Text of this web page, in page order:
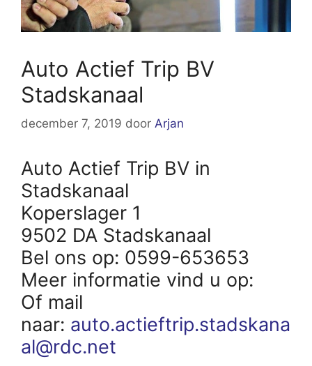
Auto Actief Trip BV
Stadskanaal
december 7, 2019 door Arjan
Auto Actief Trip BV in
Stadskanaal
Koperslager 1
9502 DA Stadskanaal
Bel ons op: 0599-653653
Meer informatie vind u op:
Of mail
naar: auto.actieftrip.stadskana
al@rdc.net